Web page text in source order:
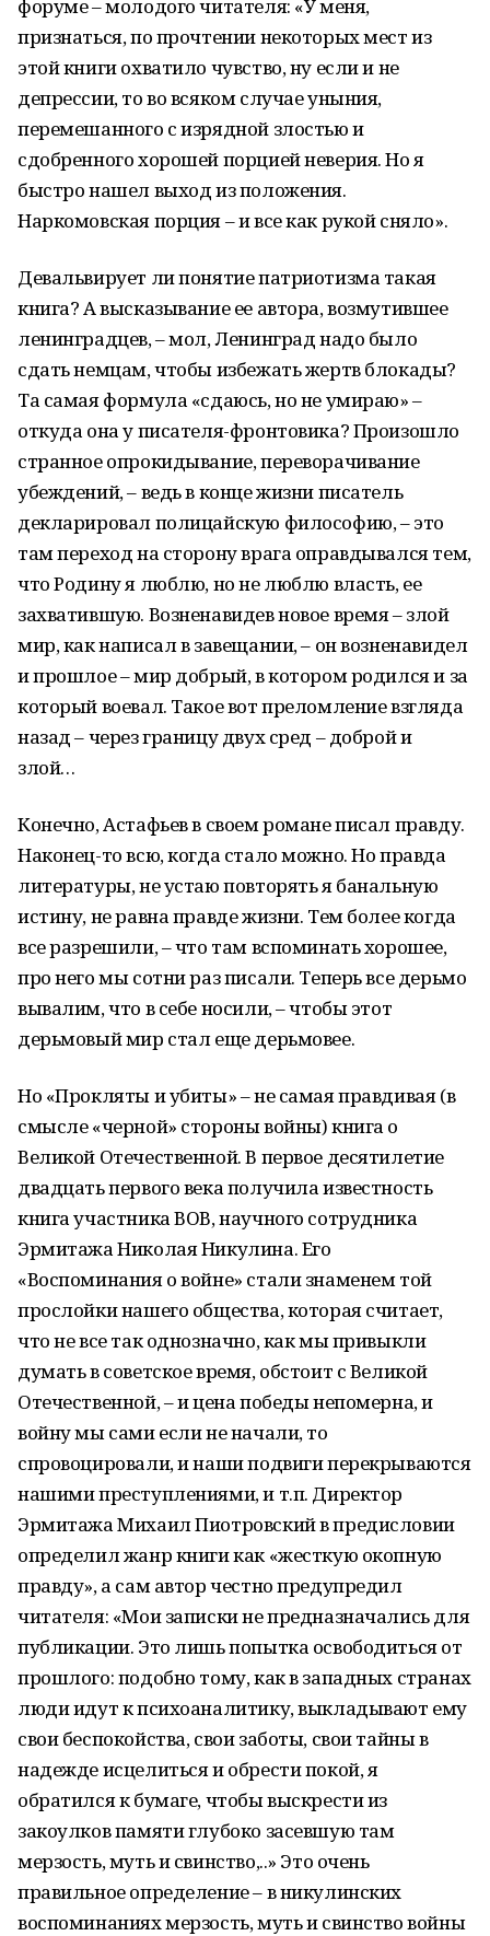
форуме – молодого читателя: «У меня,
признаться, по прочтении некоторых мест из
этой книги охватило чувство, ну если и не
депрессии, то во всяком случае уныния,
перемешанного с изрядной злостью и
сдобренного хорошей порцией неверия. Но я
быстро нашел выход из положения.
Наркомовская порция – и все как рукой сняло».
Девальвирует ли понятие патриотизма такая
книга? А высказывание ее автора, возмутившее
ленинградцев, – мол, Ленинград надо было
сдать немцам, чтобы избежать жертв блокады?
Та самая формула «сдаюсь, но не умираю» –
откуда она у писателя-фронтовика? Произошло
странное опрокидывание, переворачивание
убеждений, – ведь в конце жизни писатель
декларировал полицайскую философию, – это
там переход на сторону врага оправдывался тем,
что Родину я люблю, но не люблю власть, ее
захватившую. Возненавидев новое время – злой
мир, как написал в завещании, – он возненавидел
и прошлое – мир добрый, в котором родился и за
который воевал. Такое вот преломление взгляда
назад – через границу двух сред – доброй и
злой…
Конечно, Астафьев в своем романе писал правду.
Наконец-то всю, когда стало можно. Но правда
литературы, не устаю повторять я банальную
истину, не равна правде жизни. Тем более когда
все разрешили, – что там вспоминать хорошее,
про него мы сотни раз писали. Теперь все дерьмо
вывалим, что в себе носили, – чтобы этот
дерьмовый мир стал еще дерьмовее.
Но «Прокляты и убиты» – не самая правдивая (в
смысле «черной» стороны войны) книга о
Великой Отечественной. В первое десятилетие
двадцать первого века получила известность
книга участника ВОВ, научного сотрудника
Эрмитажа Николая Никулина. Его
«Воспоминания о войне» стали знаменем той
прослойки нашего общества, которая считает,
что не все так однозначно, как мы привыкли
думать в советское время, обстоит с Великой
Отечественной, – и цена победы непомерна, и
войну мы сами если не начали, то
спровоцировали, и наши подвиги перекрываются
нашими преступлениями, и т.п. Директор
Эрмитажа Михаил Пиотровский в предисловии
определил жанр книги как «жесткую окопную
правду», а сам автор честно предупредил
читателя: «Мои записки не предназначались для
публикации. Это лишь попытка освободиться от
прошлого: подобно тому, как в западных странах
люди идут к психоаналитику, выкладывают ему
свои беспокойства, свои заботы, свои тайны в
надежде исцелиться и обрести покой, я
обратился к бумаге, чтобы выскрести из
закоулков памяти глубоко засевшую там
мерзость, муть и свинство,..» Это очень
правильное определение – в никулинских
воспоминаниях мерзость, муть и свинство войны